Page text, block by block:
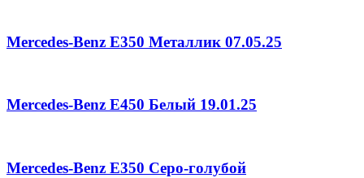
Mercedes-Benz E350 Металлик 07.05.25
Mercedes-Benz E450 Белый 19.01.25
Mercedes-Benz E350 Серо-голубой